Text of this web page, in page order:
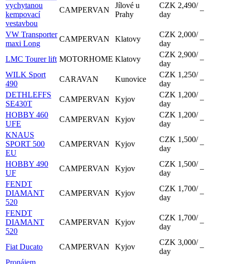
vychytanou
kempovací
vestavbou
CAMPERVAN
Jílové u
Prahy
CZK 2,490/
day
–
VW Transporter
maxi Long
CAMPERVAN Klatovy
CZK 2,000/
day
–
LMC Tourer lift MOTORHOME Klatovy
CZK 2,900/
day
–
WILK Sport
490
CARAVAN Kunovice
CZK 1,250/
day
–
DETHLEFFS
SE430T
CAMPERVAN Kyjov
CZK 1,200/
day
–
HOBBY 460
UFE
CAMPERVAN Kyjov
CZK 1,200/
day
–
KNAUS
SPORT 500
EU
CAMPERVAN Kyjov
CZK 1,500/
day
–
HOBBY 490
UF
CAMPERVAN Kyjov
CZK 1,500/
day
–
FENDT
DIAMANT
520
CAMPERVAN Kyjov
CZK 1,700/
day
–
FENDT
DIAMANT
520
CAMPERVAN Kyjov
CZK 1,700/
day
–
Fiat Ducato CAMPERVAN Kyjov
CZK 3,000/
day
–
Pronájem